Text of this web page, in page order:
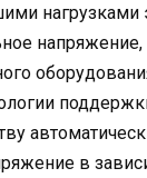
нагрузками
в